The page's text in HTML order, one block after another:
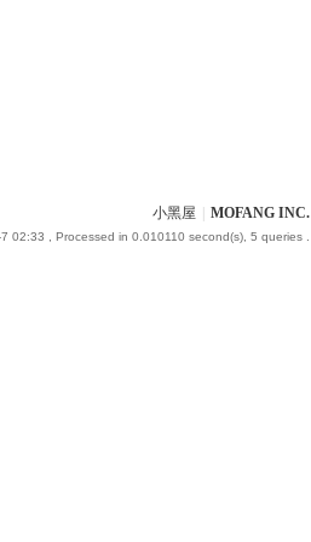
小黑屋 MOFANG INC.
02:33 , Processed in 0.010110 second(s), 5 queries .